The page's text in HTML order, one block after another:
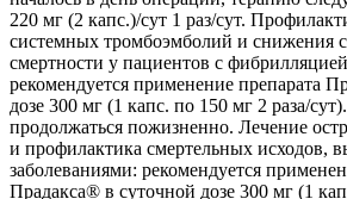
220 мг (2 капс.)/сут 1 раз/сут.
системных тромбоэмболий и снижения
смертности у пациентов с
рекомендуется применение препарата
дозе 300 мг (1 капс. по 150 мг 2 раза/
продолжаться пожизненно. Лечение
и профилактика смертельных исходов,
заболеваниями: рекомендуется
Прадакса® в суточной дозе 300 мг (1